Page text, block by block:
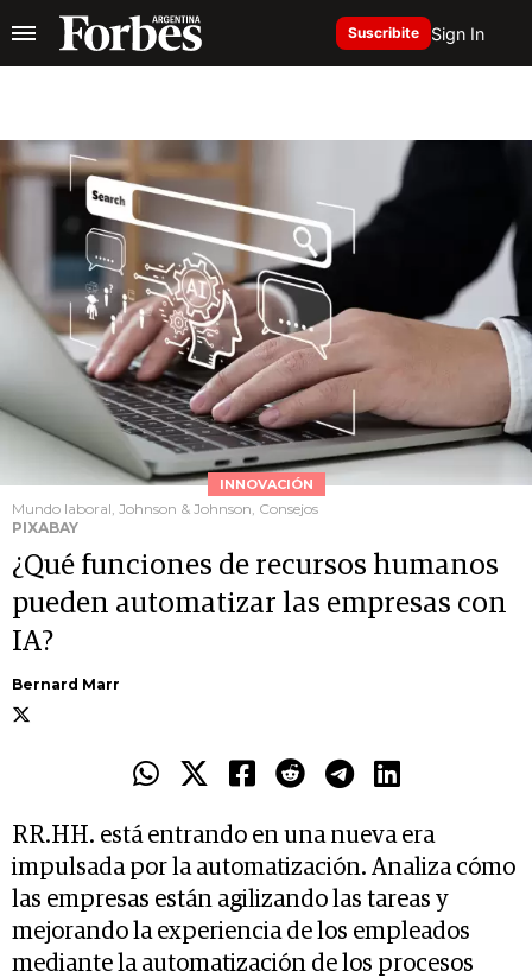
Suscribite Sign In
INNOVACIÓN
Mundo laboral, Johnson & Johnson, Consejos
PIXABAY
¿Qué funciones de recursos humanos
pueden automatizar las empresas con
IA?
Bernard Marr
RR.HH. está entrando en una nueva era
impulsada por la automatización. Analiza cómo
las empresas están agilizando las tareas y
mejorando la experiencia de los empleados
mediante la automatización de los procesos